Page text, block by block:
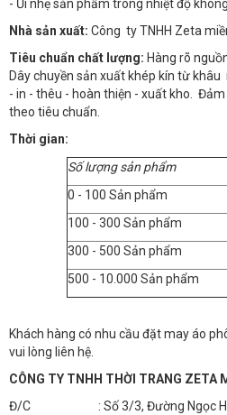
- Ủi nhẹ sản phẩm trong nhiệt độ
Nhà sản xuất: Công ty TNHH Zeta
Tiêu chuẩn chất lượng: Hàng rõ
Dây chuyền sản xuất khép kín từ
- in - thêu - hoàn thiện - xuất kho.
theo tiêu chuẩn.
Thời gian:
Số lượng sản phẩm
0 - 100 Sản phẩm
100 - 300 Sản phẩm
300 - 500 Sản phẩm
500 - 10.000 Sản phẩm
Khách hàng có nhu cầu đặt may áo
vui lòng liên hệ.
CÔNG TY TNHH THỜI TRANG ZETA
Đ/C : Số 3/3, Đường Ngọc Hồi,